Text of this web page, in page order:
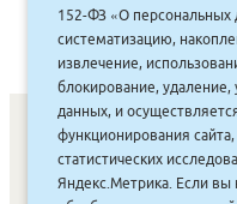
Sorry, this entry is only
СОНУННАР|
152-ФЗ «О персональных
систематизацию,
извлечение,
блокирование,
данных, и
функционирования
статистических
Яндекс.Метрика. Если вы